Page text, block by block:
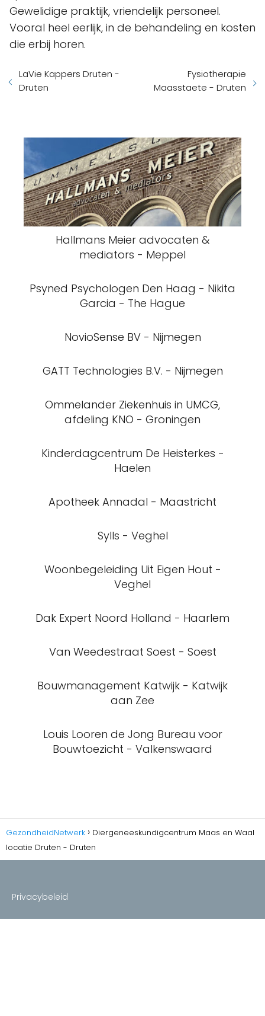
die erbij horen.
LaVie Kappers Druten -
Druten
Fysiotherapie
Hallmans Meier advocaten &
mediators - Meppel
Psyned Psychologen Den Haag - Nikita
NovioSense BV - Nijmegen
GATT Technologies B.V. - Nijmegen
Ommelander Ziekenhuis in UMCG,
Kinderdagcentrum De Heisterkes -
Apotheek Annadal - Maastricht
Sylls - Veghel
Woonbegeleiding Uit Eigen Hout -
Dak Expert Noord Holland - Haarlem
Van Weedestraat Soest - Soest
Bouwmanagement Katwijk - Katwijk
Louis Looren de Jong Bureau voor
Privacybeleid